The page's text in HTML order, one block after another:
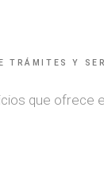
TRÁMITES Y
que ofrece